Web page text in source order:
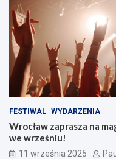
FESTIWAL WYDARZENIA
Wrocław zaprasza na
we wrześniu!
11 września 2025